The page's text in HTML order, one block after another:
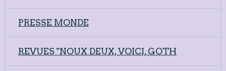
PRESSE MONDE
REVUES "NOUX DEUX, VOICI, GOTH